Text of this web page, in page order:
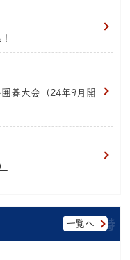
碁大会（24年9月開
一覧へ